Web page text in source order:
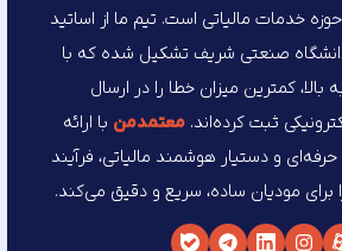
خدمات مالیاتی است. تیم ما از اساتید
صنعتی شریف تشکیل شده که با
کمترین میزان خطا را در ارسال
ثبت کرده‌اند.معتمد‌من با ارائه
حرفه‌ای و دستیار هوشمند مالیاتی، فرآیند
برای مودیان ساده، سریع و دقیق می‌کند.